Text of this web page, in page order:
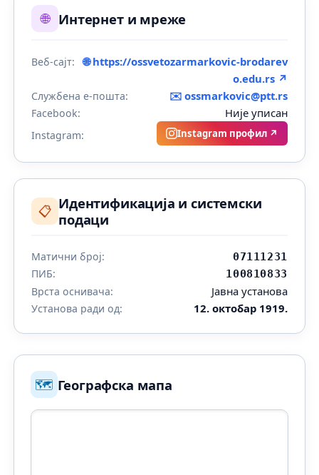
🌐 Интернет и мреже
Веб-сајт:
🌐 https://ossvetozarmarkovic-brodarev
o.edu.rs ↗
Службена е-пошта: ✉️ ossmarkovic@ptt.rs
Facebook: Није уписан
Instagram: Instagram профил ↗
📋 Идентификација и системски
подаци
Матични број: 07111231
ПИБ: 100810833
Врста оснивача: Јавна установа
Установа ради од: 12. октобар 1919.
🗺️ Географска мапа